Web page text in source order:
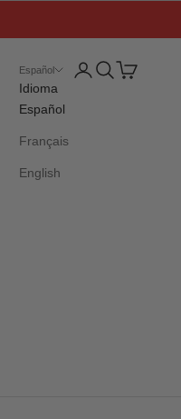
Español
Idioma
Español
Français
English
Iniciar sesión
Buscar
Cesta